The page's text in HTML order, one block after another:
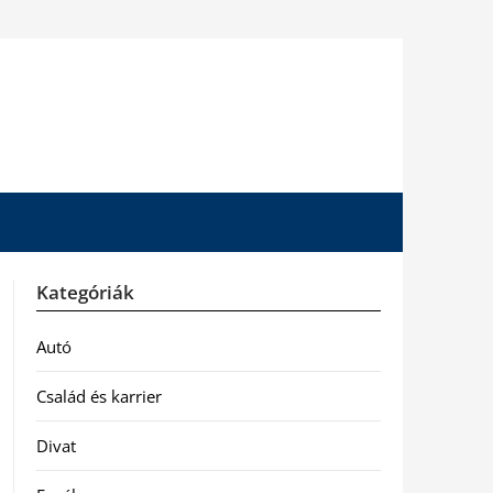
Kategóriák
Autó
Család és karrier
Divat